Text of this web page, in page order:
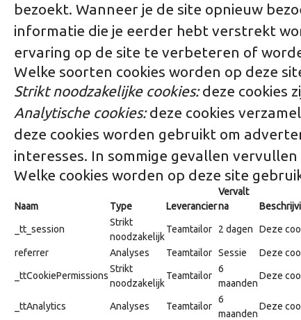
bezoekt. Wanneer je de site opnieuw
informatie die je eerder hebt verstrekt
ervaring op de site te verbeteren of
Welke soorten cookies worden op deze
Strikt noodzakelijke cookies:deze cookies
Analytische cookies:deze cookies
deze cookies worden gebruikt om
interesses. In sommige gevallen
Welke cookies worden op deze site
Naam Type Leverancier
Vervalt
na
_tt_session
Strikt
noodzakelijk
Teamtailor 2 dagen Deze
referrer Analyses Teamtailor Sessie Deze
_ttCookiePermissions
Strikt
noodzakelijk
Teamtailor
6
maanden
Deze
_ttAnalytics Analyses Teamtailor
6
maanden
Deze